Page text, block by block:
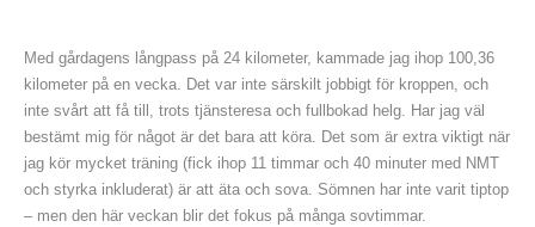
Med gårdagens långpass på 24 kilometer, kammade jag ihop 100,36
kilometer på en vecka. Det var inte särskilt jobbigt för kroppen, och
inte svårt att få till, trots tjänsteresa och fullbokad helg. Har jag väl
bestämt mig för något är det bara att köra. Det som är extra viktigt när
jag kör mycket träning (fick ihop 11 timmar och 40 minuter med NMT
och styrka inkluderat) är att äta och sova. Sömnen har inte varit tiptop
– men den här veckan blir det fokus på många sovtimmar.